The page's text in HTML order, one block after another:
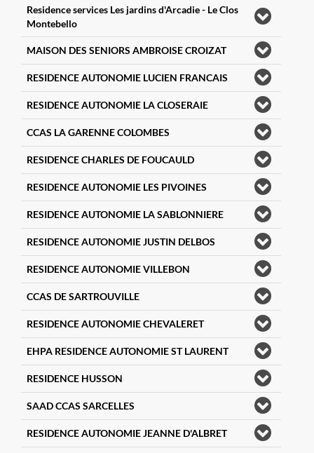
Residence services Les jardins d'Arcadie - Le Clos
Montebello
MAISON DES SENIORS AMBROISE CROIZAT
RESIDENCE AUTONOMIE LUCIEN FRANCAIS
RESIDENCE AUTONOMIE LA CLOSERAIE
CCAS LA GARENNE COLOMBES
RESIDENCE CHARLES DE FOUCAULD
RESIDENCE AUTONOMIE LES PIVOINES
RESIDENCE AUTONOMIE LA SABLONNIERE
RESIDENCE AUTONOMIE JUSTIN DELBOS
RESIDENCE AUTONOMIE VILLEBON
CCAS DE SARTROUVILLE
RESIDENCE AUTONOMIE CHEVALERET
EHPA RESIDENCE AUTONOMIE ST LAURENT
RESIDENCE HUSSON
SAAD CCAS SARCELLES
RESIDENCE AUTONOMIE JEANNE D'ALBRET